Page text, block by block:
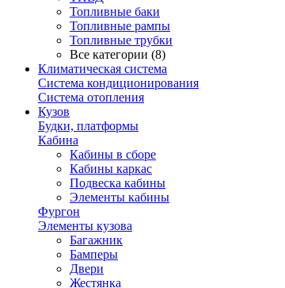
Топливные баки
Топливные рампы
Топливные трубки
Все категории (8)
Климатическая система
Система кондиционирования
Система отопления
Кузов
Будки, платформы
Кабина
Кабины в сборе
Кабины каркас
Подвеска кабины
Элементы кабины
Фургон
Элементы кузова
Багажник
Бамперы
Двери
Жестянка